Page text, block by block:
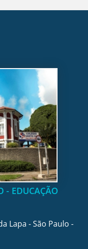
- EDUCAÇÃO
Lapa - São Paulo -